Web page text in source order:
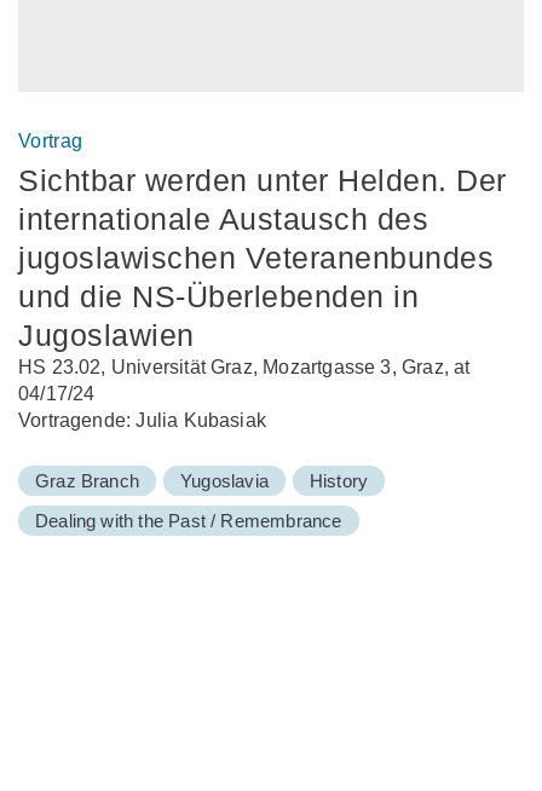
Vortrag
Sichtbar werden unter Helden. Der
internationale Austausch des
jugoslawischen Veteranenbundes
und die NS-Überlebenden in
Jugoslawien
HS 23.02, Universität Graz, Mozartgasse 3, Graz, at
04/17/24
Vortragende: Julia Kubasiak
Graz Branch Yugoslavia
History
Dealing with the Past / Remembrance